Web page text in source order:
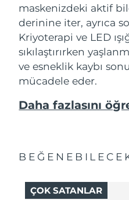
maskenizdeki aktif
derinine iter, ayrıca
Kriyoterapi ve LED
sıkılaştırırken
ve esneklik kaybı
mücadele eder.
Daha fazlasını
ÇOK SATANLAR